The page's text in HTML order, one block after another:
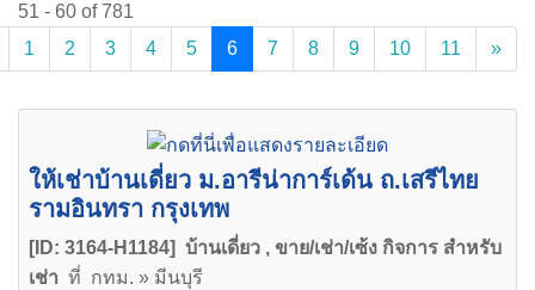
51 - 60 of 781
1
2 3 4 5 6(current)
7 8 9 10 11 »
ให้เช่าบ้านเดี่ยว ม.อารีน่าการ์เด้น ถ.เสรีไทย
รามอินทรา กรุงเทพ
[ID: 3164-H1184] บ้านเดี่ยว , ขาย/เช่า/เซ้ง กิจการ สำหรับ
เช่า ที่ กทม. » มีนบุรี